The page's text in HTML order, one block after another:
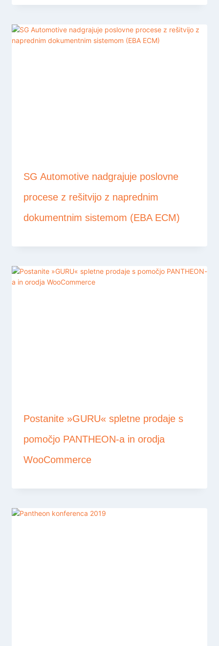
SG Automotive nadgrajuje poslovne
procese z rešitvijo z naprednim
dokumentnim sistemom (EBA ECM)
Postanite »GURU« spletne prodaje s
pomočjo PANTHEON-a in orodja
WooCommerce